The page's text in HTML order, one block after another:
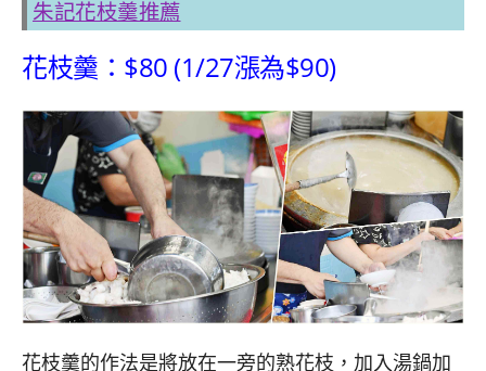
朱記花枝羹推薦
花枝羹：$80 (1/27漲為$90)
花枝羹的作法是將放在一旁的熟花枝，加入湯鍋加